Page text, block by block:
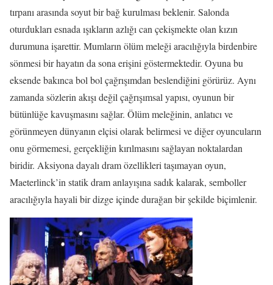
tırpanı arasında soyut bir bağ kurulması beklenir. Salonda
oturdukları esnada ışıkların azlığı can çekişmekte olan kızın
durumuna işarettir. Mumların ölüm meleği aracılığıyla birdenbire
sönmesi bir hayatın da sona erişini göstermektedir. Oyuna bu
eksende bakınca bol bol çağrışımdan beslendiğini görürüz. Aynı
zamanda sözlerin akışı değil çağrışımsal yapısı, oyunun bir
bütünlüğe kavuşmasını sağlar. Ölüm meleğinin, anlatıcı ve
görünmeyen dünyanın elçisi olarak belirmesi ve diğer oyuncuların
onu görmemesi, gerçekliğin kırılmasını sağlayan noktalardan
biridir. Aksiyona dayalı dram özellikleri taşımayan oyun,
Maeterlinck’in statik dram anlayışına sadık kalarak, semboller
aracılığıyla hayali bir dizge içinde durağan bir şekilde biçimlenir.